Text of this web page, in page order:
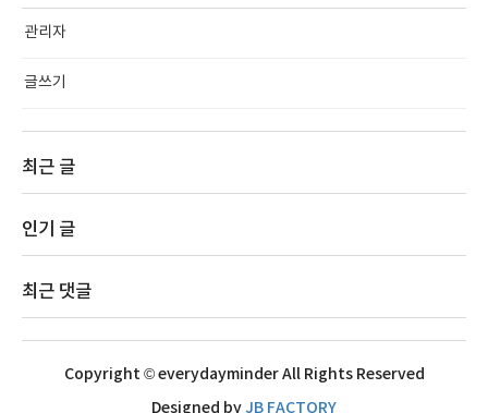
관리자
글쓰기
최근 글
인기 글
최근 댓글
Copyright © everydayminder All Rights Reserved
Designed byJB FACTORY